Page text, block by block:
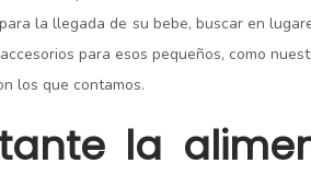
la llegada de su bebe, buscar en
para esos pequeños, como
los que contamos.
la